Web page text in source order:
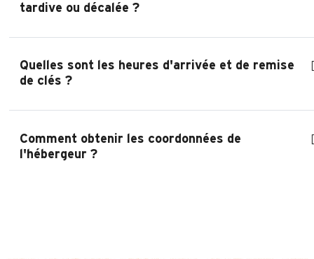
tardive ou décalée ?
Quelles sont les heures d'arrivée et de remise
de clés ?
Comment obtenir les coordonnées de
l'hébergeur ?